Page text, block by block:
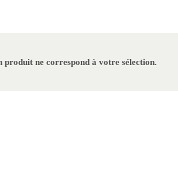
produit ne correspond à votre sélection.